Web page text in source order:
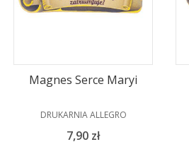
Magnes Serce Maryi
PRODUCENT
DRUKARNIA ALLEGRO
Cena
7,90 zł